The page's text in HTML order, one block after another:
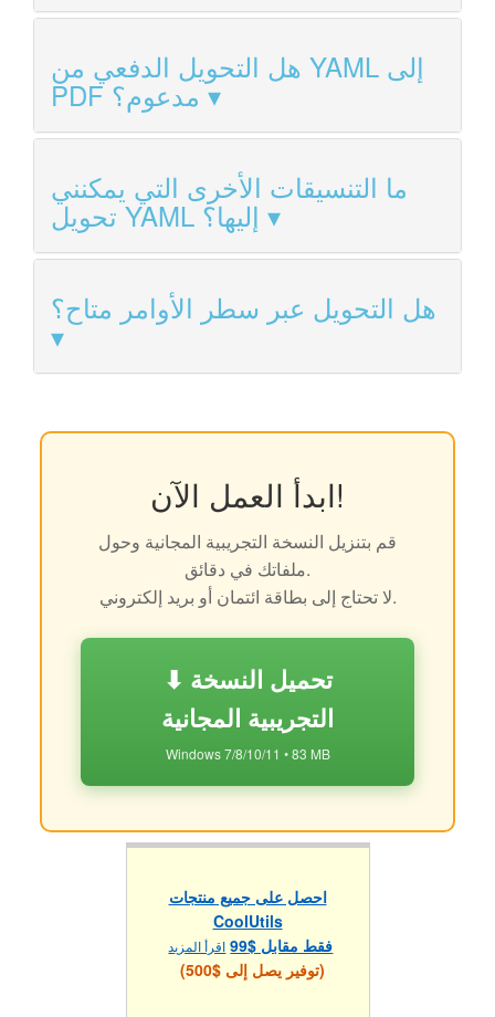
هل التحويل الدفعي من YAML إلى
PDF مدعوم؟
ما التنسيقات الأخرى التي يمكنني
تحويل YAML إليها؟
هل التحويل عبر سطر الأوامر متاح؟
ابدأ العمل الآن!
قم بتنزيل النسخة التجريبية المجانية وحول
ملفاتك في دقائق.
لا تحتاج إلى بطاقة ائتمان أو بريد إلكتروني.
⬇ تحميل النسخة
التجريبية المجانية
Windows 7/8/10/11 • 83 MB
احصل على جميع منتجات
CoolUtils
فقط مقابل $99
اقرأ المزيد
(توفير يصل إلى $500)